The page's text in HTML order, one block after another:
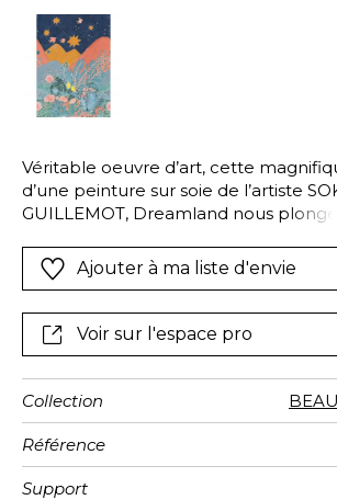
Véritable oeuvre d’art, cette
d’une peinture sur soie de l’artiste
GUILLEMOT, Dreamland nous
Ajouter à ma liste d'envie
Voir sur l'espace pro
Collection
Référence
Support